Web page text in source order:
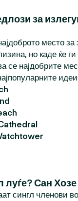
за
место
но каде ќе
се најдобрите
луѓе? Сан Хозе
сингл членови